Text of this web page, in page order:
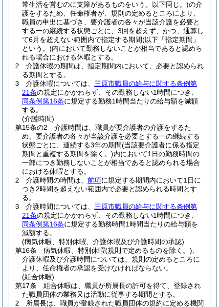
常生活を営むのに支障があるものをいう。以下同じ。)の介
護をするため、任命権者が、規則の定めるところにより、
職員の申出に基づき、要介護者の各々が当該介護を必要と
する一の継続する状態ごとに、3回を超えず、かつ、通算し
て6月を超えない範囲内で指定する期間(以下「指定期間」
という。)内において勤務しないことが相当であると認めら
れる場合における休暇とする。
2
介護休暇の期間は、指定期間内において、必要と認められ
る期間とする。
3
介護休暇については、 三原市職員の給与に関する条例第
21条の規定にかかわらず、その勤務しない1時間につき、
同条例第16条に規定する勤務1時間当たりの給与額を減額
する。
(介護時間)
第15条の2
介護時間は、職員が要介護者の介護をするた
め、要介護者の各々が当該介護を必要とする一の継続する
状態ごとに、連続する3年の期間(当該要介護者に係る指定
期間と重複する期間を除く。)内において1日の勤務時間の
一部につき勤務しないことが相当であると認められる場合
における休暇とする。
2
介護時間の時間は、 前項に規定する期間内において1日に
つき2時間を超えない範囲内で必要と認められる時間とす
る。
3
介護時間については、 三原市職員の給与に関する条例第
21条の規定にかかわらず、その勤務しない1時間につき、
同条例第16条に規定する勤務時間1時間当たりの給与額を
減額する。
(病気休暇、特別休暇、介護休暇及び介護時間の承認)
第16条
病気休暇、特別休暇(規則で定めるものを除く。)
介護休暇及び介護時間については、規則の定めるところに
より、任命権者の承認を受けなければならない。
(組合休暇)
第17条
組合休暇は、職員が所属長の許可を得て、登録され
た職員団体の業務又は活動に従事する期間とする。
2
所属長は、職員が登録された職員団体の規約に定める機関